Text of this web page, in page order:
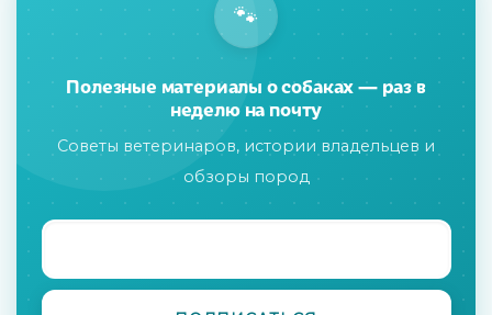
🐾
Полезные материалы о собаках — раз в
неделю на почту
Советы ветеринаров, истории владельцев и
обзоры пород